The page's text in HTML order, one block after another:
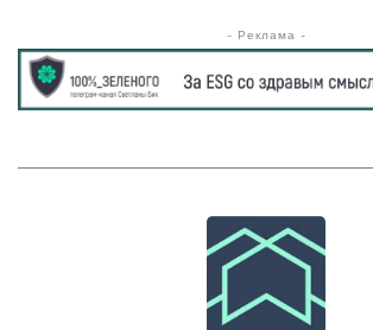
- Реклама -